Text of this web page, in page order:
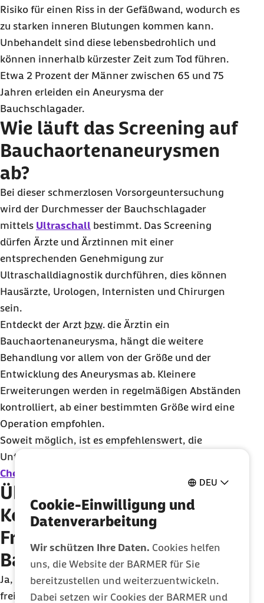
DEU
Cookie-Einwilligung und
Datenverarbeitung
Wir schützen Ihre Daten. Cookies helfen
uns, die Website der BARMER für Sie
bereitzustellen und weiterzuentwickeln.
Dabei setzen wir Cookies der BARMER und
Risiko für einen Riss in der Gefäßwand, wodurch es
zu starken inneren Blutungen kommen kann.
Unbehandelt sind diese lebensbedrohlich und
können innerhalb kürzester Zeit zum Tod führen.
Etwa 2 Prozent der Männer zwischen 65 und 75
Jahren erleiden ein Aneurysma der
Bauchschlagader.
Wie läuft das Screening auf
Bauchaortenaneurysmen
ab?
Bei dieser schmerzlosen Vorsorgeuntersuchung
wird der Durchmesser der Bauchschlagader
mittels Ultraschall bestimmt. Das Screening
dürfen Ärzte und Ärztinnen mit einer
entsprechenden Genehmigung zur
Ultraschalldiagnostik durchführen, dies können
Hausärzte, Urologen, Internisten und Chirurgen
sein.
Entdeckt der Arzt bzw. die Ärztin ein
Bauchaortenaneurysma, hängt die weitere
Behandlung vor allem von der Größe und der
Entwicklung des Aneurysmas ab. Kleinere
Erweiterungen werden in regelmäßigen Abständen
kontrolliert, ab einer bestimmten Größe wird eine
Operation empfohlen.
Soweit möglich, ist es empfehlenswert, die
Untersuchung zusammen mit dem
Check-up
Übernimmt die Barmer die
Kosten für die
Früherkennung von
Bauchaortenaneurysmen?
Ja, Männer ab 65 Jahren können die Untersuchung
freiwillig und kostenlos einmal im Leben